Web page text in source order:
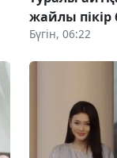
жайлы пікір
Бүгін, 06:22